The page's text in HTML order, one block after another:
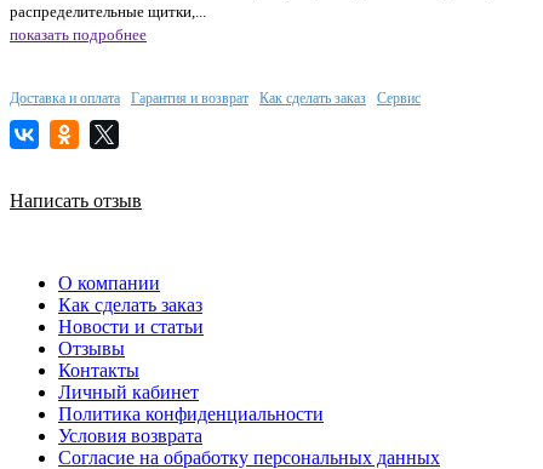
распределительные щитки,...
показать подробнее
Доставка и оплата Гарантия и возврат Как сделать заказ Сервис
Написать отзыв
О компании
Как сделать заказ
Новости и статьи
Отзывы
Контакты
Личный кабинет
Политика конфиденциальности
Условия возврата
Согласие на обработку персональных данных